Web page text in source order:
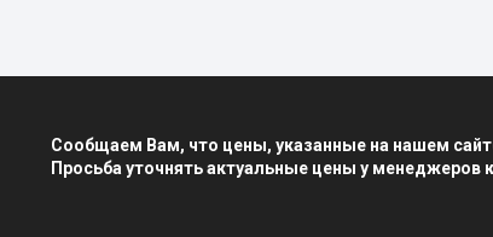
Сообщаем Вам, что цены, указанные на нашем
Просьба уточнять актуальные цены у менеджеров